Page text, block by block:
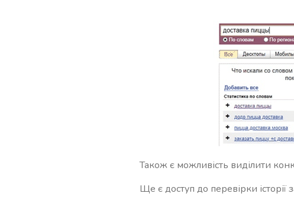
Також є можливість виділити
Ще є доступ до перевірки